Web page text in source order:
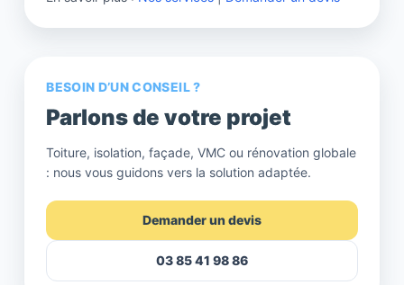
BESOIN D’UN CONSEIL ?
Parlons de votre projet
Toiture, isolation, façade, VMC ou rénovation globale
: nous vous guidons vers la solution adaptée.
Demander un devis
03 85 41 98 86